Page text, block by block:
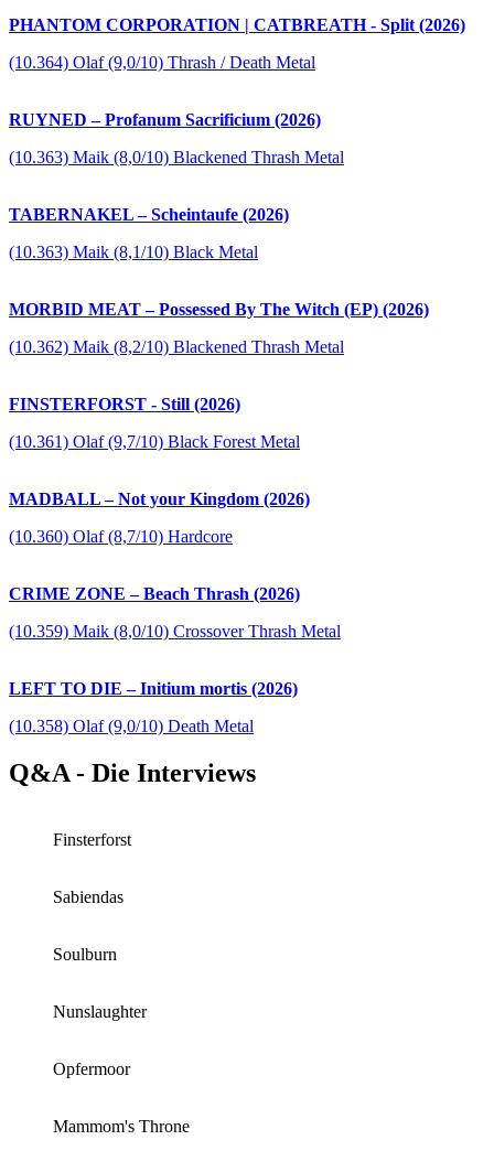
PHANTOM CORPORATION | CATBREATH - Split (2026)
(10.364) Olaf (9,0/10) Thrash / Death Metal
RUYNED – Profanum Sacrificium (2026)
(10.363) Maik (8,0/10) Blackened Thrash Metal
TABERNAKEL – Scheintaufe (2026)
(10.363) Maik (8,1/10) Black Metal
MORBID MEAT – Possessed By The Witch (EP) (2026)
(10.362) Maik (8,2/10) Blackened Thrash Metal
FINSTERFORST - Still (2026)
(10.361) Olaf (9,7/10) Black Forest Metal
MADBALL – Not your Kingdom (2026)
(10.360) Olaf (8,7/10) Hardcore
CRIME ZONE – Beach Thrash (2026)
(10.359) Maik (8,0/10) Crossover Thrash Metal
LEFT TO DIE – Initium mortis (2026)
(10.358) Olaf (9,0/10) Death Metal
Q&A - Die Interviews
Finsterforst
Sabiendas
Soulburn
Nunslaughter
Opfermoor
Mammom's Throne